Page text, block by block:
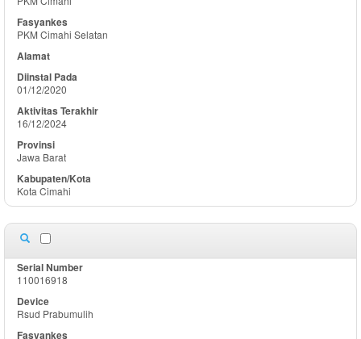
PKM Cimahi Selatan
01/12/2020
16/12/2024
Jawa Barat
Kota Cimahi
110016918
Rsud Prabumulih